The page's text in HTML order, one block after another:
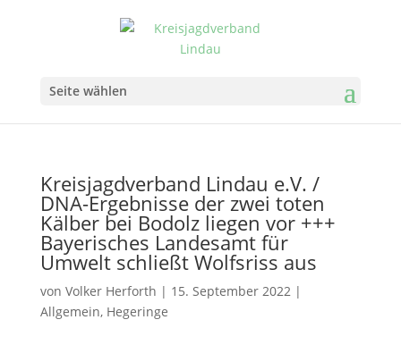
Seite wählen
Kreisjagdverband Lindau e.V. /
DNA-Ergebnisse der zwei toten
Kälber bei Bodolz liegen vor +++
Bayerisches Landesamt für
Umwelt schließt Wolfsriss aus
von Volker Herforth | 15. September 2022|
Allgemein, Hegeringe